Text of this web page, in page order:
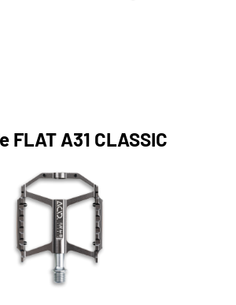
FLAT A31 CLASSIC